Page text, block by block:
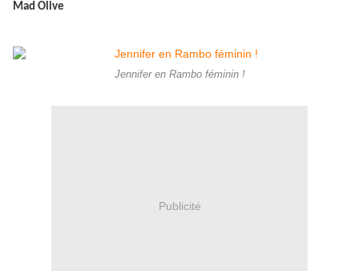
Mad Olive
Jennifer en Rambo féminin !
Publicité